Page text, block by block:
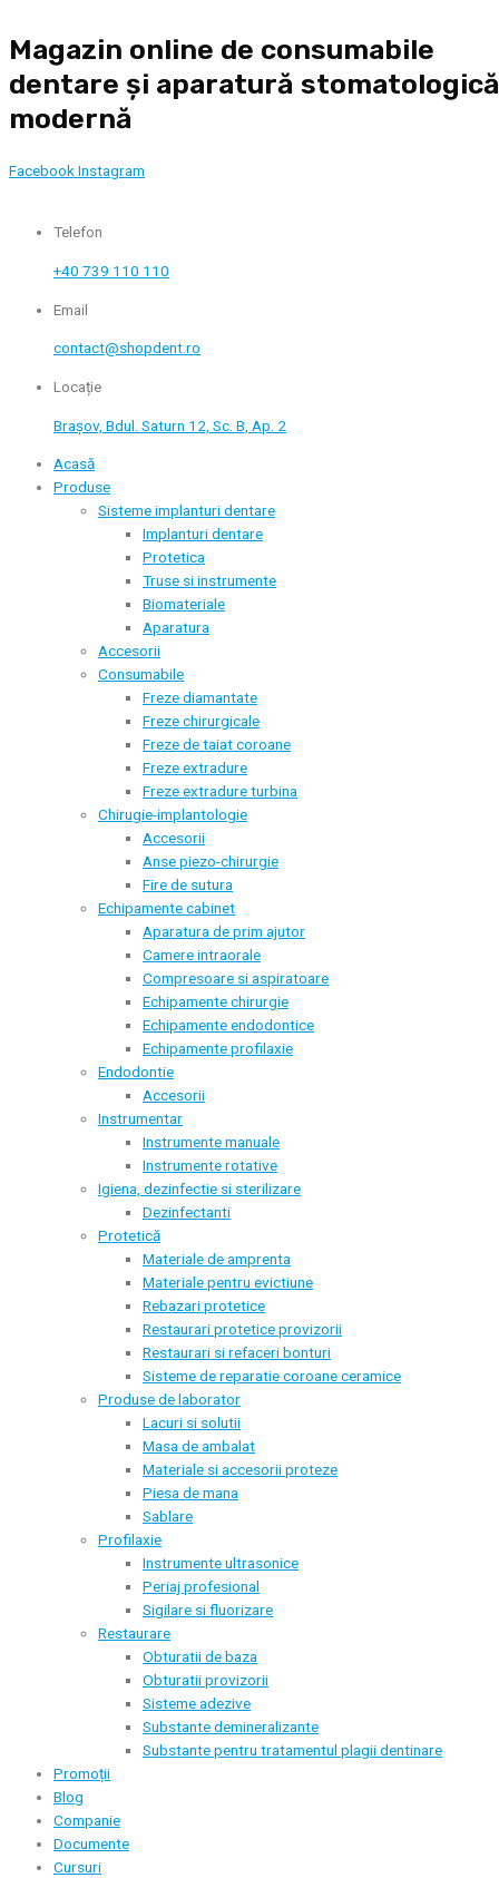
to
content
Magazin online de consumabile
dentare și aparatură stomatologică
modernă
FacebookInstagram
Telefon
+40 739 110 110
Email
contact@shopdent.ro
Locație
Brașov, Bdul. Saturn 12, Sc. B, Ap. 2
Acasă
Produse
Sisteme implanturi dentare
Implanturi dentare
Protetica
Truse si instrumente
Biomateriale
Aparatura
Accesorii
Consumabile
Freze diamantate
Freze chirurgicale
Freze de taiat coroane
Freze extradure
Freze extradure turbina
Chirugie-implantologie
Accesorii
Anse piezo-chirurgie
Fire de sutura
Echipamente cabinet
Aparatura de prim ajutor
Camere intraorale
Compresoare si aspiratoare
Echipamente chirurgie
Echipamente endodontice
Echipamente profilaxie
Endodontie
Accesorii
Instrumentar
Instrumente manuale
Instrumente rotative
Igiena, dezinfectie si sterilizare
Dezinfectanti
Protetică
Materiale de amprenta
Materiale pentru evictiune
Rebazari protetice
Restaurari protetice provizorii
Restaurari si refaceri bonturi
Sisteme de reparatie coroane ceramice
Produse de laborator
Lacuri si solutii
Masa de ambalat
Materiale si accesorii proteze
Piesa de mana
Sablare
Profilaxie
Instrumente ultrasonice
Periaj profesional
Sigilare si fluorizare
Restaurare
Obturatii de baza
Obturatii provizorii
Sisteme adezive
Substante demineralizante
Substante pentru tratamentul plagii dentinare
Promoții
Blog
Companie
Documente
Cursuri